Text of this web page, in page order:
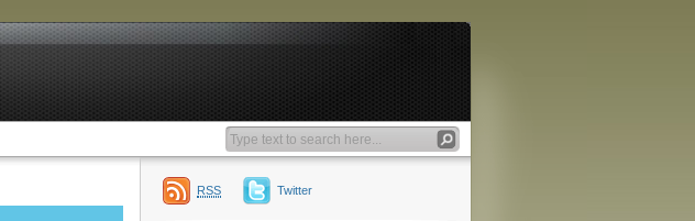
RSS Twitter